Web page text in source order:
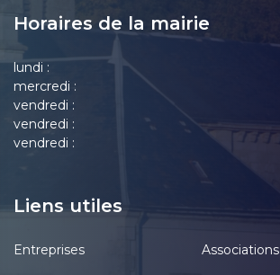
Horaires de la mairie
lundi :
mercredi :
vendredi :
vendredi :
vendredi :
Liens utiles
Entreprises Associations